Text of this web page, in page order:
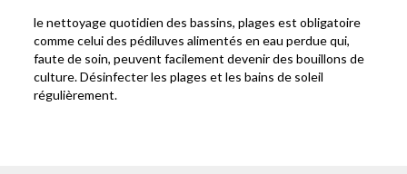
le nettoyage quotidien des bassins, plages est obligatoire
comme celui des pédiluves alimentés en eau perdue qui,
faute de soin, peuvent facilement devenir des bouillons de
culture. Désinfecter les plages et les bains de soleil
régulièrement.